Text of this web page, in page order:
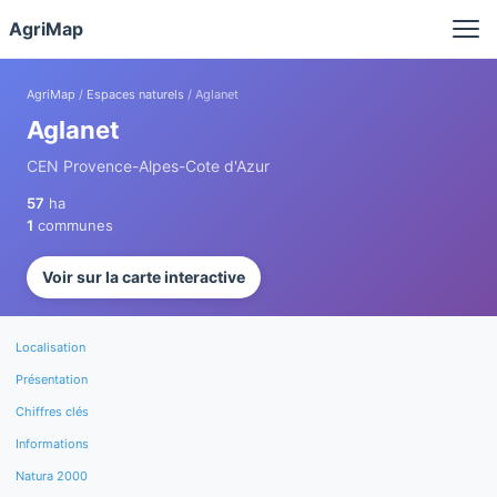
AgriMap
AgriMap / Espaces naturels / Aglanet
Aglanet
CEN Provence-Alpes-Cote d'Azur
57 ha
1 communes
Voir sur la carte interactive
Localisation
Présentation
Chiffres clés
Informations
Natura 2000